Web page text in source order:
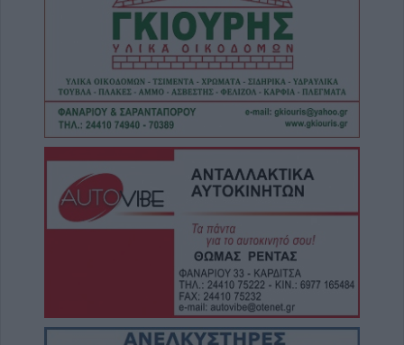
μνημόσυνο του Κωνσταντίνου
Αναγνωστόπουλου
5 Αυγούστου 2026, 20:49
Εκδήλωση μνήμης για Χιροσίμα -
Ναγκασάκι και αντιιμπεριαλιστική
παρέμβαση από την Επιτροπή Ειρήνης
Καρδίτσας (+Φωτο +Βίντεο)
Ο Φονσέκα απέκλεισε τον Τσιτσιπά από το
Masters του Μόντρεαλ
Το Σάββατο 8 Αυγούστου το 40ήμερο
μνημόσυνο της Κωνσταντίας Γεωρ.
Γιαννουσά - Τσιούκα
5 Αυγούστου 2026, 20:25